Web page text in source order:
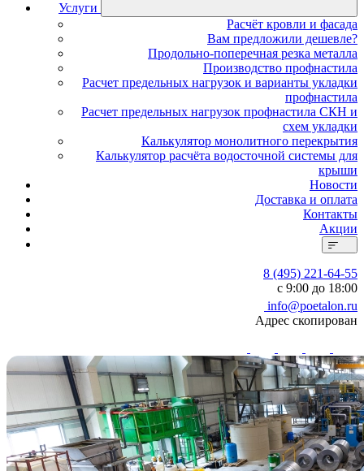
Услуги
Расчёт кровли и фасада
Вам предложили дешевле?
Продольно-поперечная резка металла
Производство профнастила
Расчет предельных нагрузок и варианты укладки
профнастила
Расчет предельных нагрузок профнастила СКН и
схем укладки
Калькулятор монолитного перекрытия
Калькулятор расчёта водосточной системы для
крыши
Новости
Доставка и оплата
Контакты
Акции
8 (495) 221-64-55
с 9:00 до 18:00
info@poetalon.ru
Адрес скопирован